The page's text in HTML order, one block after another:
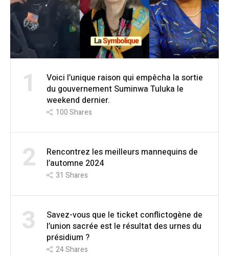
1
Voici l’unique raison qui empêcha la sortie
du gouvernement Suminwa Tuluka le
weekend dernier.
100Shares
2
Rencontrez les meilleurs mannequins de
l’automne 2024
31 Shares
3
Savez-vous que le ticket conflictogène de
l’union sacrée est le résultat des urnes du
présidium ?
24Shares